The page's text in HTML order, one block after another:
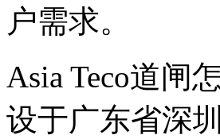
户需求。
Asia Teco道闸
设于广东省深